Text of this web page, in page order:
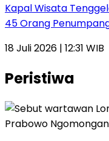
Kapal Wisata
45 Orang
18 Juli 2026 | 12:31 WIB
Peristiwa